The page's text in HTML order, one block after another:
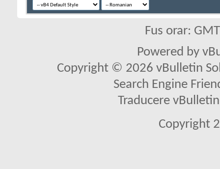
Fus orar:
Powered by
Copyright © 2026 vBulletin
Search Engine
Traducere
Copyright